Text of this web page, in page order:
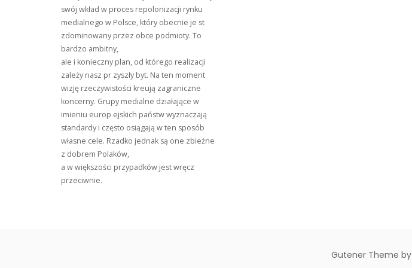
swój wkład w proces repolonizacji rynku
medialnego w Polsce, który obecnie je st
zdominowany przez obce podmioty. To
bardzo ambitny,
ale i konieczny plan, od którego realizacji
zależy nasz pr zyszły byt. Na ten moment
wizję rzeczywistości kreują zagraniczne
koncerny. Grupy medialne działające w
imieniu europ ejskich państw wyznaczają
standardy i często osiągają w ten sposób
własne cele. Rzadko jednak są one zbieżne
z dobrem Polaków,
a w większości przypadków jest wręcz
przeciwnie.
Gutener Theme by